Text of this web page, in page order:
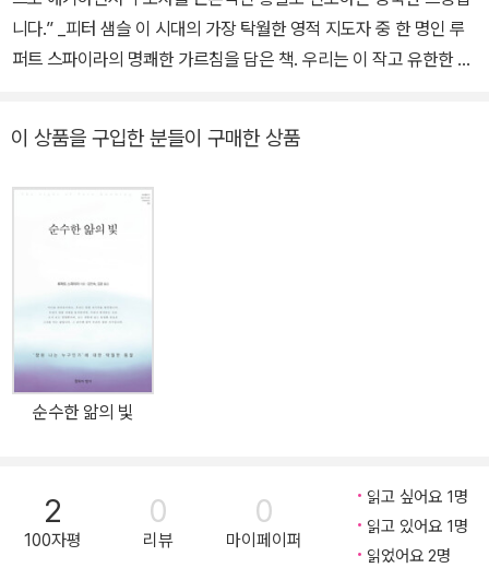
니다.” _피터 샘슬 이 시대의 가장 탁월한 영적 지도자 중 한 명인 루
퍼트 스파이라의 명쾌한 가르침을 담은 책. 우리는 이 작고 유한한 몸
징은 어떤 이론이나 수행법을 가르치는 것이 아니라, 우리가 평소에
경험하는 ‘직접 경험’을 탐구하여 참된 자기를 깨닫도록 인도한다는
자아(에고)는 취약하고 불완전하다고 느낀다. 그래서 자신이 부족하
위해 물건이나 물질, 마음 상태, 인간관계를 얻어 충족되기를 추구한
다. 그로 인해 만성적인 결핍감을 느끼는 결핍 상태로 살아가며, 때로
는 극심한 괴로움을 겪기도 한다. 이처럼 우리가 겪는 모든 불행과 괴
는 믿음이 근본 원인이라는 것을 알 수 있다. 하지만 대다수 우리는 이
믿음을 진지하게 의심해 보지 않는다. 이 작고 연약한, 곧 사라져 버릴
몸과 자아가 진짜 우리 자신일까? 당연히 그렇다고 말하는 일반적인
이 상품을 구입한 분들이 구매한 상품
순수한 앎의 빛
2
100자평
0
리뷰
0
마이페이퍼
읽고 싶어요 1명
읽고 있어요 1명
읽었어요 2명